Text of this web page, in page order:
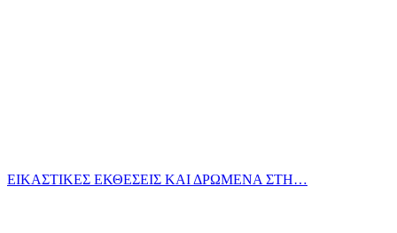
ΕΙΚΑΣΤΙΚΕΣ ΕΚΘΕΣΕΙΣ ΚΑΙ ΔΡΩΜΕΝΑ ΣΤΗ…